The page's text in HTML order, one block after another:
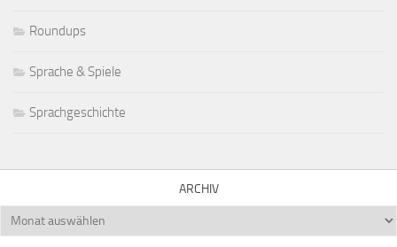
Roundups
Sprache & Spiele
Sprachgeschichte
ARCHIV
Archiv